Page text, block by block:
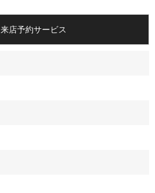
来店予約サービス